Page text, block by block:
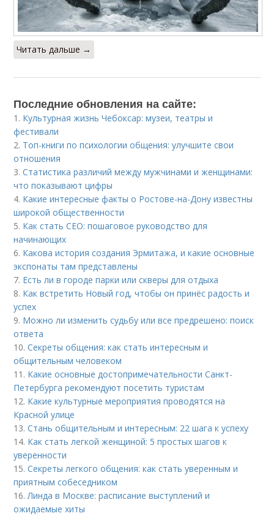
Читать дальше →
Последние обновления на сайте:
1. Культурная жизнь Чебоксар: музеи, театры и
фестивали
2. Топ-книги по психологии общения: улучшите свои
отношения
3.Статистика различий между мужчинами и женщинами:
что показывают цифры
4. Какие интересные факты о Ростове-на-Дону известны
широкой общественности
5. Как стать CEO: пошаговое руководство для
начинающих
6. Какова история создания Эрмитажа, и какие основные
экспонаты там представлены
7. Есть ли в городе парки или скверы для отдыха
8. Как встретить Новый год, чтобы он принёс радость и
успех
9. Можно ли изменить судьбу или все предрешено: поиск
ответа
10.Секреты общения: как стать интересным и
общительным человеком
11. Какие основные достопримечательности Санкт-
Петербурга рекомендуют посетить туристам
12. Какие культурные мероприятия проводятся на
Красной улице
13.Стань общительным и интересным: 22 шага к успеху
14. Как стать легкой женщиной: 5 простых шагов к
уверенности
15.Секреты легкого общения: как стать уверенным и
приятным собеседником
16.Линда в Москве: расписание выступлений и
ожидаемые хиты